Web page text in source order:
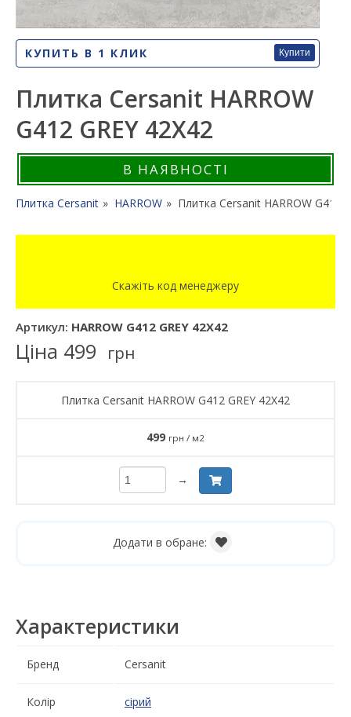
КУПИТЬ В 1 КЛИК Купити
Плитка Cersanit HARROW
G412 GREY 42X42
В НАЯВНОСТІ
Плитка Cersanit HARROW Плитка Cersanit HARROW G412
Скажіть код менеджеру
Артикул: HARROW G412 GREY 42X42
Ціна 499 грн
Плитка Cersanit HARROW G412 GREY 42X42
499 грн / м2
→
Додати в обране:
Характеристики
Бренд Cersanit
Колір сірий